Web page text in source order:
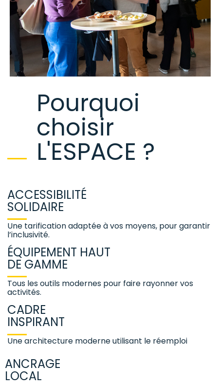
Pourquoi
choisir
L'ESPACE ?
ACCESSIBILITÉ
SOLIDAIRE
Une tarification adaptée à vos moyens, pour garantir
l’inclusivité.
ÉQUIPEMENT HAUT
DE GAMME
Tous les outils modernes pour faire rayonner vos
activités.
CADRE
INSPIRANT
Une architecture moderne utilisant le réemploi
ANCRAGE
LOCAL